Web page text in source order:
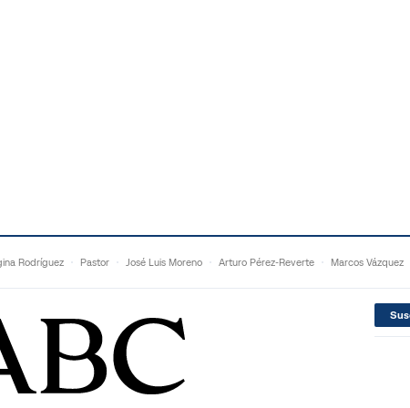
Rodríguez Pastor José Luis Moreno Arturo Pérez-Reverte Marcos Vázquez